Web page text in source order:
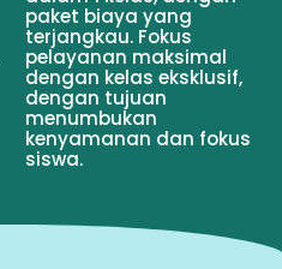
paket biaya yang
terjangkau. Fokus
pelayanan maksimal
dengan kelas eksklusif,
dengan tujuan
menumbukan
kenyamanan dan fokus
siswa.